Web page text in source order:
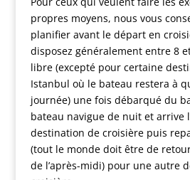
propres moyens, nous vous
planifier avant le départ en
disposez généralement entre 8
libre (excepté pour certaine
Istanbul où le bateau restera à
journée) une fois débarqué du
bateau navigue de nuit et arrive
destination de croisière puis
(tout le monde doit être de
de l’après-midi) pour une autre